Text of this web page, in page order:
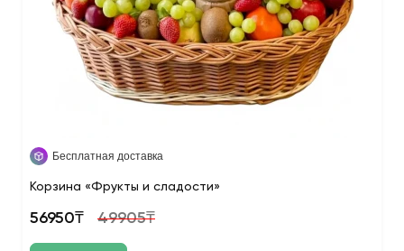
Бесплатная доставка
Корзина «Фрукты и сладости»
56950₸ 49905₸